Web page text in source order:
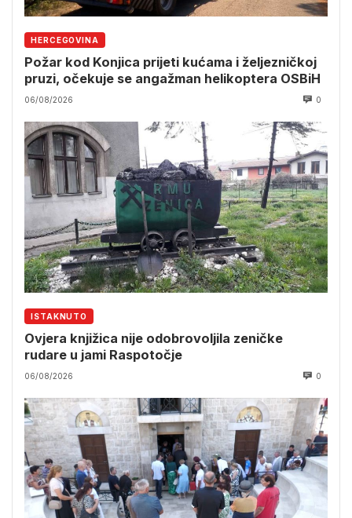
HERCEGOVINA
Požar kod Konjica prijeti kućama i željezničkoj
pruzi, očekuje se angažman helikoptera OSBiH
06/08/2026 0
ISTAKNUTO
Ovjera knjižica nije odobrovoljila zeničke
rudare u jami Raspotočje
06/08/2026 0